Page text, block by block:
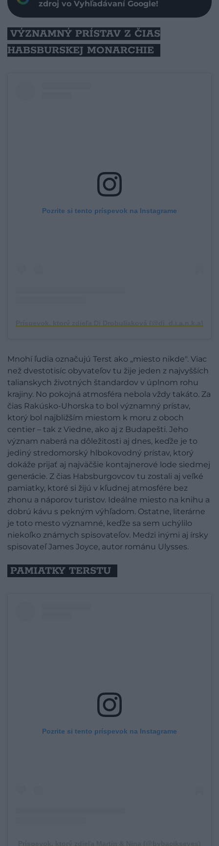
zdroj vo Vyhľadávaní Google!
VÝZNAMNÝ PRÍSTAV Z ČIAS
HABSBURSKEJ MONARCHIE
Pozrite si tento príspevok na Instagrame
Mnohí ľudia označujú Terst ako „miesto nikde". Viac
než dvestotisíc obyvateľov tu žije jeden z najvyšších
talianskych životných štandardov v úplnom rohu
krajiny. No pokojná atmosféra nebola vždy takáto. Za
čias Rakúsko-Uhorska to bol významný prístav,
ktorý bol najbližším miestom k moru z oboch
centier – tak z Viedne, ako aj z Budapešti. Jeho
význam naberá na dôležitosti aj dnes, keďže je to
jediný stredomorský hlbokovodný prístav, ktorý
dokáže prijať aj najväčšie kontajnerové lode siedmej
generácie. Z čias Habsburgovcov tu zostali aj veľké
pamiatky, ktoré si žijú v kľudnej atmosfére bez
zhonu a náporov turistov. Ideálne miesto na knihu a
dobrú kávu s pekným výhľadom. Ostatne, literárne
je toto mesto významné, keďže sa sem uchýlilo
niekoľko známych spisovateľov. Medzi inými aj írsky
spisovateľ James Joyce, autor románu Ulysses.
PAMIATKY TERSTU
Pozrite si tento príspevok na Instagrame